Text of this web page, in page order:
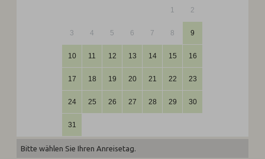
1 2
3 4 5 6 7 8 9
10 11 12 13 14 15 16
17 18 19 20 21 22 23
24 25 26 27 28 29 30
31
Bitte wählen Sie Ihren Anreisetag.